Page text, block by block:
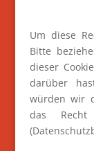
Um diese
Bitte
dieser
darüber
würden wir
das